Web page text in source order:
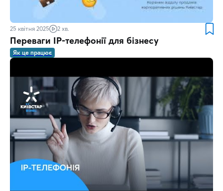
25 квітня 2025 2 хв.
Переваги IP-телефонії для бізнесу
Як це працює